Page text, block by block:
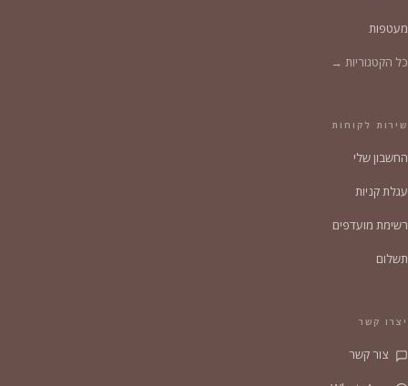
מעטפות
כל הקטגוריות →
שירות לקוחות
החשבון שלי
עגלת קניות
רשימת מועדפים
תשלום
יצרו קשר
צור קשר